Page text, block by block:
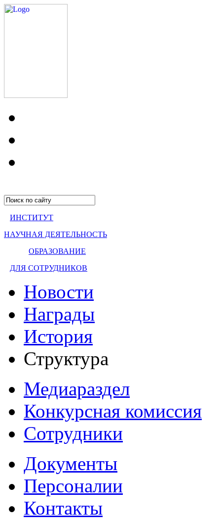
ИНСТИТУТ
НАУЧНАЯ ДЕЯТЕЛЬНОСТЬ
ОБРАЗОВАНИЕ
ДЛЯ СОТРУДНИКОВ
Новости
Награды
История
Структура
Медиараздел
Конкурсная комиссия
Сотрудники
Документы
Персоналии
Контакты